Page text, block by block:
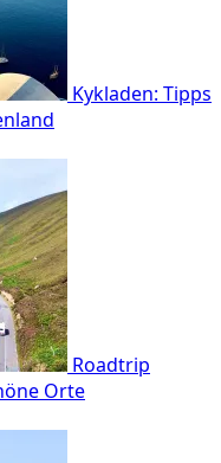
Kykladen: Tipps
Roadtrip
Orte